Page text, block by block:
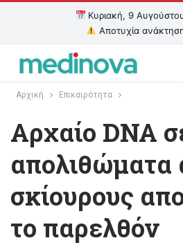
Κυριακή, 9
Αποτυχία
Αρχική Επικαιρότητα
Αρχαίο DNA
απολιθώματα
σκίουρους
το παρελθόν